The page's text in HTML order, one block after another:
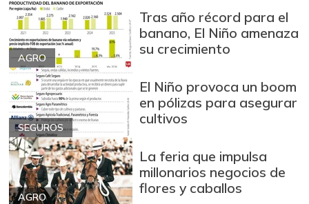
AGRO
Tras año récord para el
banano, El Niño amenaza
su crecimiento
SEGUROS
El Niño provoca un boom
en pólizas para asegurar
cultivos
AGRO
La feria que impulsa
millonarios negocios de
flores y caballos